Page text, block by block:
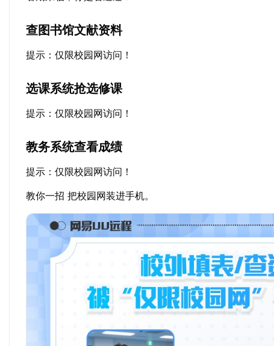
查图书馆文献资料
提示：仅限校园网访问！
选课系统抢选修课
提示：仅限校园网访问！
教务系统查看成绩
提示：仅限校园网访问！
教你一招 把校园网装进手机。